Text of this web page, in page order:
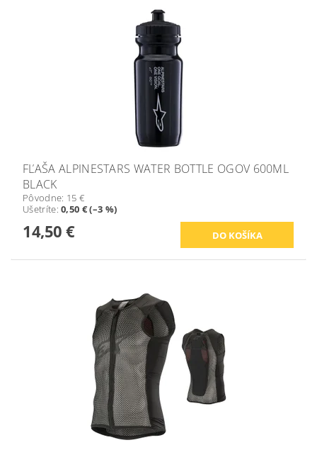
FĽAŠA ALPINESTARS WATER BOTTLE OGOV 600ML
BLACK
Pôvodne: 15 €
Ušetríte:0,50 € (–3 %)
14,50 €